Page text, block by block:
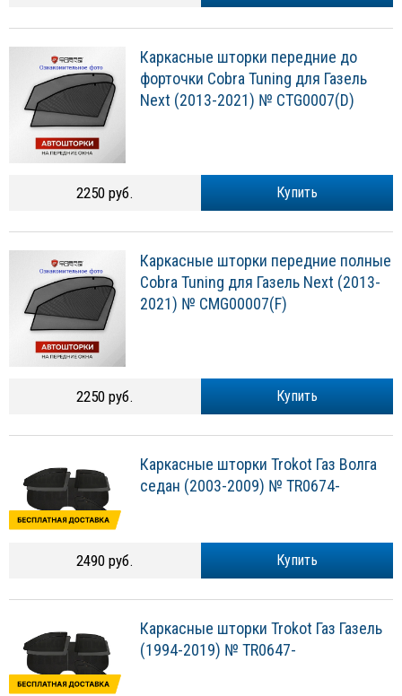
Каркасные шторки передние до
форточки Cobra Tuning для Газель
Next (2013-2021) № CTG0007(D)
Купить
2250 руб.
Каркасные шторки передние полные
Cobra Tuning для Газель Next (2013-
2021) № CMG00007(F)
Купить
2250 руб.
Каркасные шторки Trokot Газ Волга
седан (2003-2009) № TR0674-
Купить
2490 руб.
Каркасные шторки Trokot Газ Газель
(1994-2019) № TR0647-